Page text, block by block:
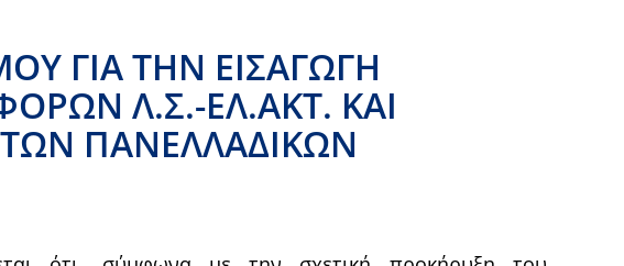
ΓΙΑ ΤΗΝ ΕΙΣΑΓΩΓΉ
Λ.Σ.-ΕΛ.ΑΚΤ. ΚΑΙ
ΠΑΝΕΛΛΑΔΙΚΏΝ